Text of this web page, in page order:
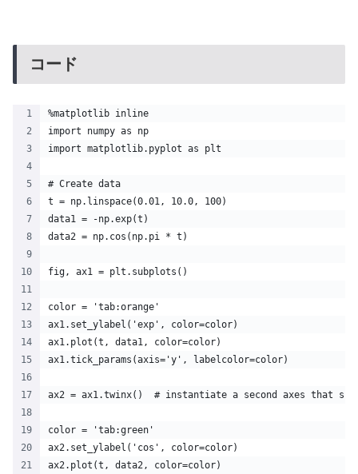
コード
%matplotlib inline
import numpy as np
import matplotlib.pyplot as plt
# Create data
t = np.linspace(0.01, 10.0, 100)
data1 = -np.exp(t)
data2 = np.cos(np.pi * t)
fig, ax1 = plt.subplots()
color = 'tab:orange'
ax1.set_ylabel('exp', color=color)
ax1.plot(t, data1, color=color)
ax1.tick_params(axis='y', labelcolor=color)
ax2 = ax1.twinx()  # instantiate a second axes that
color = 'tab:green'
ax2.set_ylabel('cos', color=color)
ax2.plot(t, data2, color=color)